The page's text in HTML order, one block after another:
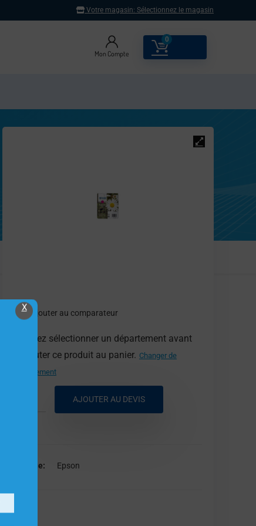
Votre magasin: Sélectionnez le magasin
Mon Compte
0
Ajouter au comparateur
Veuillez sélectionner un département avant
d'ajouter ce produit au panier. Changer de
département
AJOUTER AU DEVIS
Marque Epson
X